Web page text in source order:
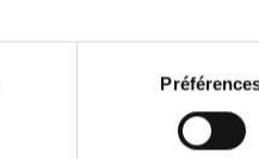
nous aimerions également :
informations sur votre